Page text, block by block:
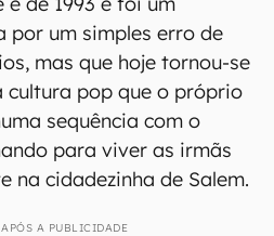
por um simples erro de
mas que hoje tornou-se
cultura pop que o próprio
sequência com o
para viver as irmãs
na cidadezinha de Salem.
A PUBLICIDADE